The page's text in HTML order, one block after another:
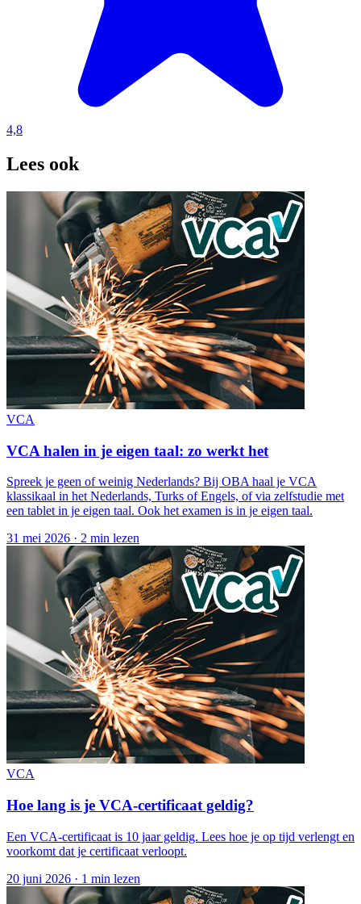
4,8
Lees ook
VCA
VCA halen in je eigen taal: zo werkt het
Spreek je geen of weinig Nederlands? Bij OBA haal je VCA
klassikaal in het Nederlands, Turks of Engels, of via zelfstudie met
een tablet in je eigen taal. Ook het examen is in je eigen taal.
31 mei 2026 · 2 min lezen
VCA
Hoe lang is je VCA-certificaat geldig?
Een VCA-certificaat is 10 jaar geldig. Lees hoe je op tijd verlengt en
voorkomt dat je certificaat verloopt.
20 juni 2026 · 1 min lezen